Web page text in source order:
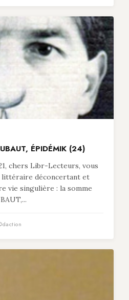
ÉPIDÉMIK (24)
chers Libr-Lecteurs, vous
littéraire déconcertant et
vie singulière : la somme